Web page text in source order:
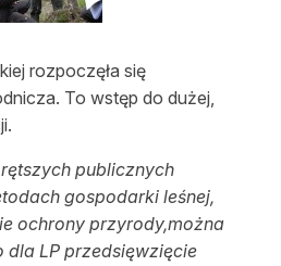
rozpoczęła się
To wstęp do dużej,
publicznych
gospodarki leśnej,
ochrony przyrody,można
dla LP przedsięwzięcie